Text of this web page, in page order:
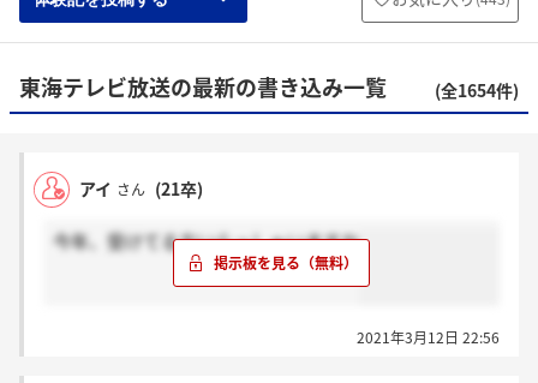
東海テレビ放送の最新の書き込み一覧 (全1654件)
アイ さん (21卒)
今年、受けてる方いらっしゃいますか
2021年3月12日 22:56